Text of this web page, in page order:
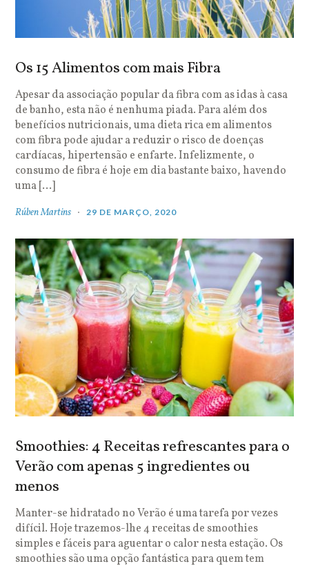
Os 15 Alimentos com mais Fibra
Apesar da associação popular da fibra com as idas à casa
de banho, esta não é nenhuma piada. Para além dos
benefícios nutricionais, uma dieta rica em alimentos
com fibra pode ajudar a reduzir o risco de doenças
cardíacas, hipertensão e enfarte. Infelizmente, o
consumo de fibra é hoje em dia bastante baixo, havendo
uma […]
Rúben Martins 29 DE MARÇO, 2020
Smoothies: 4 Receitas refrescantes para o
Verão com apenas 5 ingredientes ou
menos
Manter-se hidratado no Verão é uma tarefa por vezes
difícil. Hoje trazemos-lhe 4 receitas de smoothies
simples e fáceis para aguentar o calor nesta estação. Os
smoothies são uma opção fantástica para quem tem